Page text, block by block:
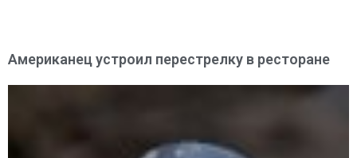
Американец устроил перестрелку в ресторане